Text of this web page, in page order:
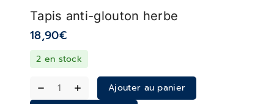
Tapis anti-glouton herbe
18,90€
2 en stock
Ajouter au panier